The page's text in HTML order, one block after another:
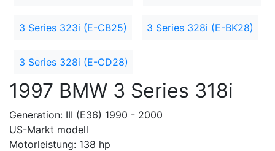
3 Series 323i (E-CB25) 3 Series 328i (E-BK28)
3 Series 328i (E-CD28)
1997 BMW 3 Series 318i
Generation: III (E36) 1990 - 2000
US-Markt modell
Motorleistung: 138 hp